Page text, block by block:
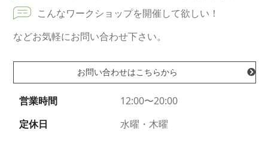
こんなワークショップを開催して欲しい！
などお気軽にお問い合わせ下さい。
お問い合わせはこちらから
営業時間
12:00〜20:00
定休日
水曜・木曜